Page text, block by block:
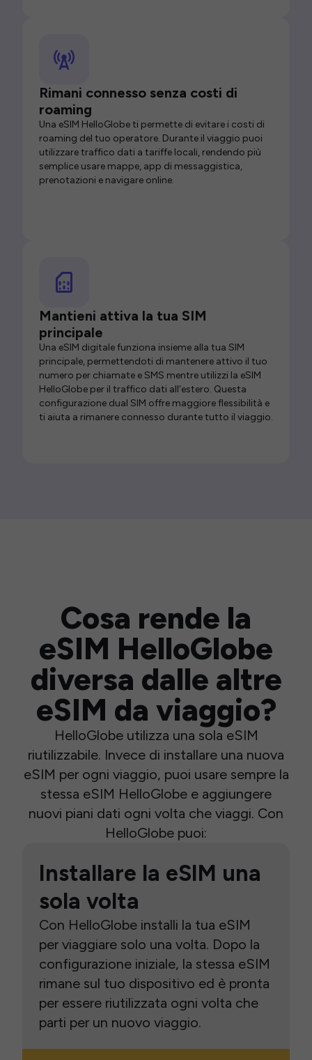
Rimani connesso senza costi di
roaming
Una eSIM HelloGlobe ti permette di evitare i costi di
roaming del tuo operatore. Durante il viaggio puoi
utilizzare traffico dati a tariffe locali, rendendo più
semplice usare mappe, app di messaggistica,
prenotazioni e navigare online.
Mantieni attiva la tua SIM
principale
Una eSIM digitale funziona insieme alla tua SIM
principale, permettendoti di mantenere attivo il tuo
numero per chiamate e SMS mentre utilizzi la eSIM
HelloGlobe per il traffico dati all’estero. Questa
configurazione dual SIM offre maggiore flessibilità e
ti aiuta a rimanere connesso durante tutto il viaggio.
Cosa rende la
eSIM HelloGlobe
diversa dalle altre
eSIM da viaggio?
HelloGlobe utilizza una sola eSIM
riutilizzabile. Invece di installare una nuova
eSIM per ogni viaggio, puoi usare sempre la
stessa eSIM HelloGlobe e aggiungere
nuovi piani dati ogni volta che viaggi. Con
HelloGlobe puoi:
Installare la eSIM una
sola volta
Con HelloGlobe installi la tua eSIM
per viaggiare solo una volta. Dopo la
configurazione iniziale, la stessa eSIM
rimane sul tuo dispositivo ed è pronta
per essere riutilizzata ogni volta che
parti per un nuovo viaggio.